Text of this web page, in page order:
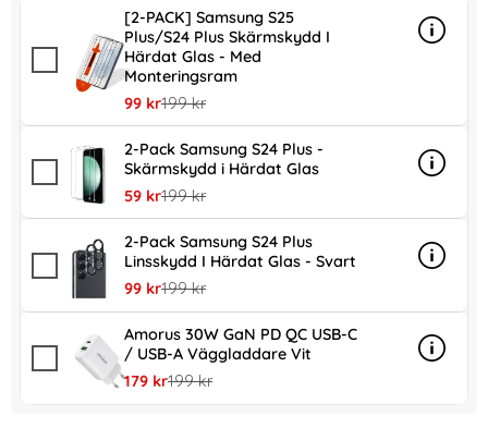
[2-PACK] Samsung S25
Plus/S24 Plus Skärmskydd I
Härdat Glas - Med
Monteringsram
rea pris
99 krtidigare pris
199 kr
Info
mer
2-Pack Samsung S24 Plus -
Skärmskydd i Härdat Glas
rea pris
59 krtidigare pris
199 kr
Info
mer
2-Pack Samsung S24 Plus
Linsskydd I Härdat Glas - Svart
rea pris
99 krtidigare pris
199 kr
Info
mer
Amorus 30W GaN PD QC USB-C
/ USB-A Väggladdare Vit
rea pris
179 krtidigare pris
199 kr
Info
mer